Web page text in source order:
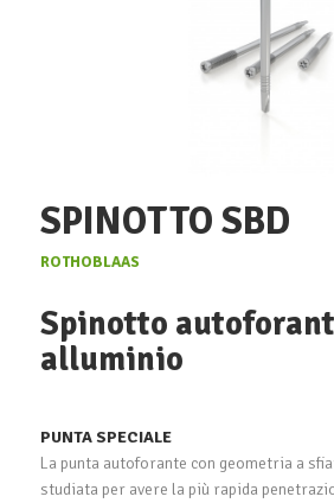
SPINOTTO SBD
ROTHOBLAAS
Spinotto
alluminio
PUNTA SPECIALE
La punta autoforante con geometria a
studiata per avere la più rapida